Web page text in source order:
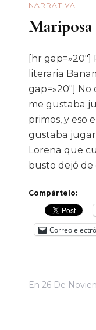
NARRATIVA
[hr
literaria
gap=»20″]
me gustaba
primos, y eso
gustaba
Lorena que
busto dejó
Compártelo:
Correo
En 26 De